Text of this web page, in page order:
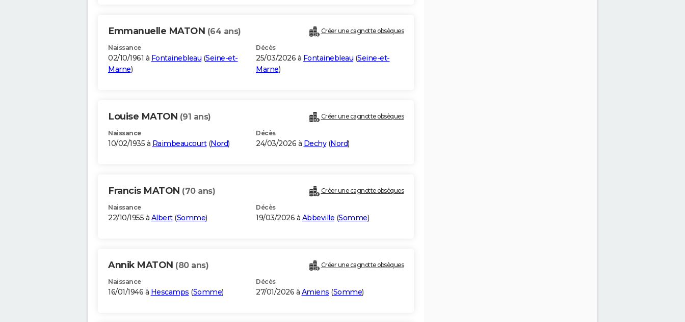
Emmanuelle MATON (64 ans) Créer une cagnotte obsèques
Naissance
02/10/1961 à Fontainebleau (Seine-et-
Marne)
Décès
25/03/2026 à Fontainebleau (Seine-et-
Marne)
Louise MATON (91 ans) Créer une cagnotte obsèques
Naissance
10/02/1935 à Raimbeaucourt(Nord)
Décès
24/03/2026 à Dechy(Nord)
Francis MATON (70 ans) Créer une cagnotte obsèques
Naissance
22/10/1955 à Albert(Somme)
Décès
19/03/2026 à Abbeville (Somme)
Annik MATON (80 ans) Créer une cagnotte obsèques
Naissance
16/01/1946 à Hescamps (Somme)
Décès
27/01/2026 à Amiens (Somme)